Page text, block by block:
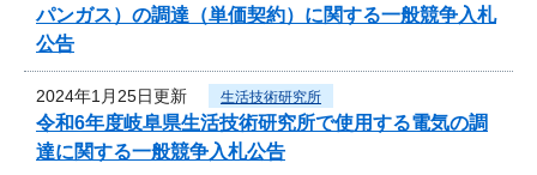
パンガス）の調達（単価契約）に関する一般競争入札
公告
2024年1月25日更新 生活技術研究所
令和6年度岐阜県生活技術研究所で使用する電気の調
達に関する一般競争入札公告